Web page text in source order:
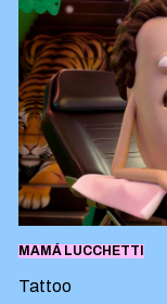
MAMÁ LUCCHETTI
Tattoo